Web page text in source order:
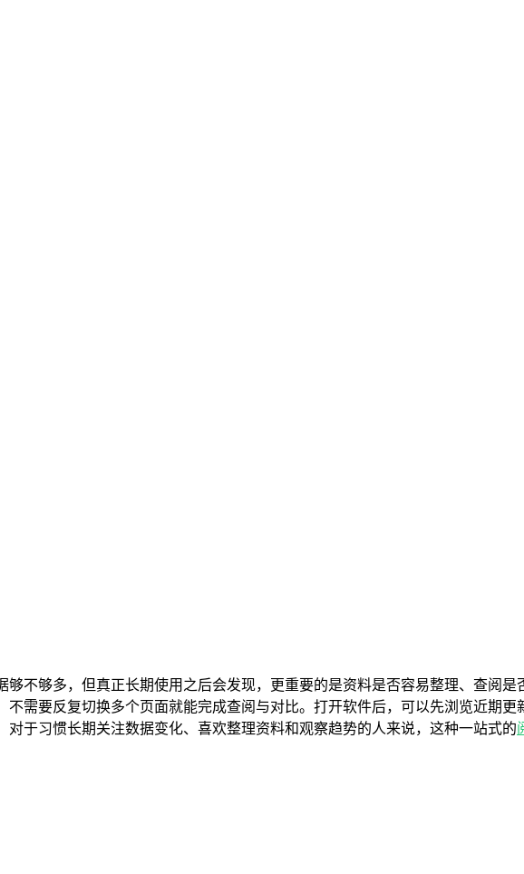
不够多，但真正长期使用之后会发现，更重要的是资料是否容易整理、查阅
不需要反复切换多个页面就能完成查阅与对比。打开软件后，可以先浏览近期
于习惯长期关注数据变化、喜欢整理资料和观察趋势的人来说，这种一站式的